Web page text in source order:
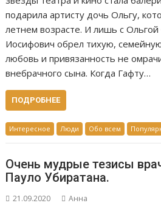
подарила артисту дочь Ольгу,
летнем возрасте. И лишь с
Иосифович обрел тихую,
любовь и привязанность не
внебрачного сына. Когда Гафту…
ПОДРОБНЕЕ
Интересное Люди Обо всем
Очень мудрые тезисы
Пауло Убиратана.
21.09.2020 Анна